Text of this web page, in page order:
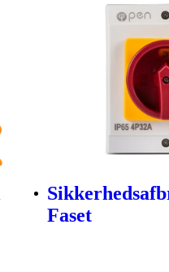
Faset